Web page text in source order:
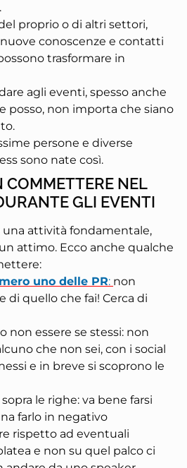
proprio o di altri settori,
conoscenze e contatti
trasformare in
agli eventi, spesso anche
posso, non importa che siano
persone e diverse
sono nate così.
COMMETTERE NEL
GLI EVENTI
una attività fondamentale,
attimo. Ecco anche qualche
uno delle PR: non
di quello che fai! Cerca di
non essere se stessi: non
che non sei, con i social
e in breve si scoprono le
le righe: va bene farsi
farlo in negativo
rispetto ad eventuali
e non su quel palco ci